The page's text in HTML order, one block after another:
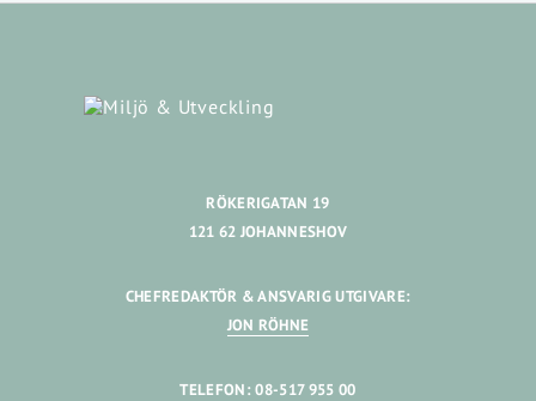
RÖKERIGATAN 19
121 62 JOHANNESHOV
CHEFREDAKTÖR & ANSVARIG UTGIVARE:
JON RÖHNE
TELEFON: 08-517 955 00